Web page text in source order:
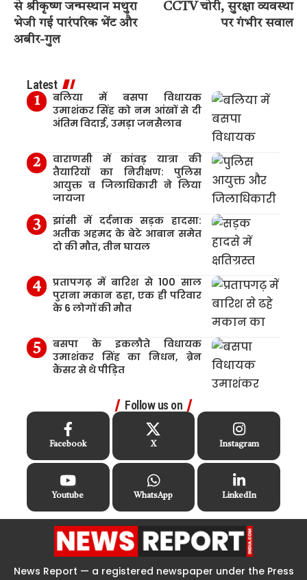
से श्रीकृष्ण जन्मस्थान मथुरा
भेजी गई पारंपरिक भेंट और
अबीर-गुल
CCTV चोरी, सुरक्षा व्यवस्था
पर गंभीर सवाल
Latest
बलिया में बसपा विधायक
उमाशंकर सिंह को नम आंखों से दी
अंतिम विदाई, उमड़ा जनसैलाब
वाराणसी में कांवड़ यात्रा की
तैयारियों का निरीक्षण: पुलिस
आयुक्त व जिलाधिकारी ने लिया
जायजा
झांसी में दर्दनाक सड़क हादसा:
अतीक अहमद के बेटे आबान समेत
दो की मौत, तीन घायल
प्रतापगढ़ में बारिश से 100 साल
पुराना मकान ढहा, एक ही परिवार
के 6 लोगों की मौत
बसपा के इकलौते विधायक
उमाशंकर सिंह का निधन, ब्रेन
कैंसर से थे पीड़ित
Follow us on
Facebook X Instagram
Youtube WhatsApp LinkedIn
News Report — a registered newspaper under the Press